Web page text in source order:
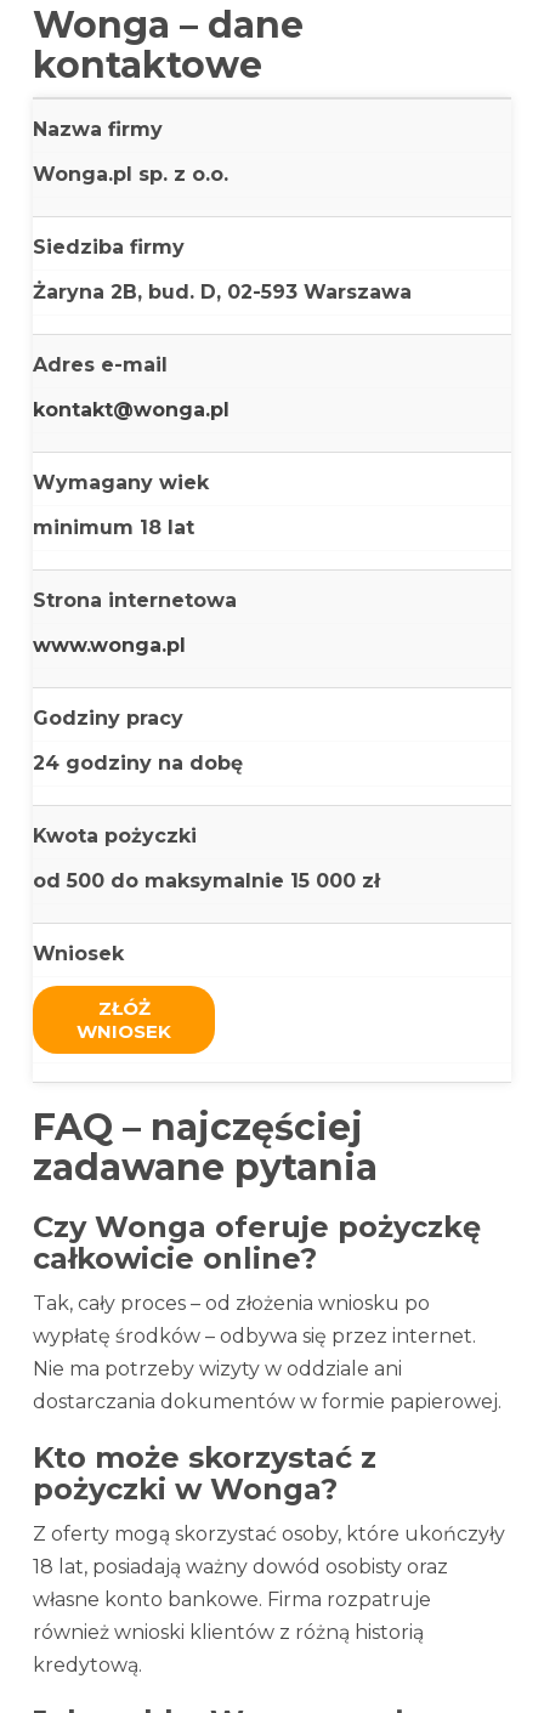
Wonga – dane
kontaktowe
Nazwa firmy
Wonga.pl sp. z o.o.
Siedziba firmy
Żaryna 2B, bud. D, 02-593 Warszawa
Adres e-mail
kontakt@wonga.pl
Wymagany wiek
minimum 18 lat
Strona internetowa
www.wonga.pl
Godziny pracy
24 godziny na dobę
Kwota pożyczki
od 500 do maksymalnie 15 000 zł
Wniosek
ZŁÓŻ
WNIOSEK
FAQ – najczęściej
zadawane pytania
Czy Wonga oferuje pożyczkę
całkowicie online?
Tak, cały proces – od złożenia wniosku po
wypłatę środków – odbywa się przez internet.
Nie ma potrzeby wizyty w oddziale ani
dostarczania dokumentów w formie papierowej.
Kto może skorzystać z
pożyczki w Wonga?
Z oferty mogą skorzystać osoby, które ukończyły
18 lat, posiadają ważny dowód osobisty oraz
własne konto bankowe. Firma rozpatruje
również wnioski klientów z różną historią
kredytową.